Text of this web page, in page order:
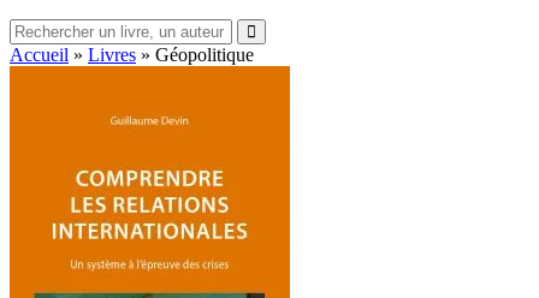
Rechercher
un
livre,
Accueil » Livres » Géopolitique